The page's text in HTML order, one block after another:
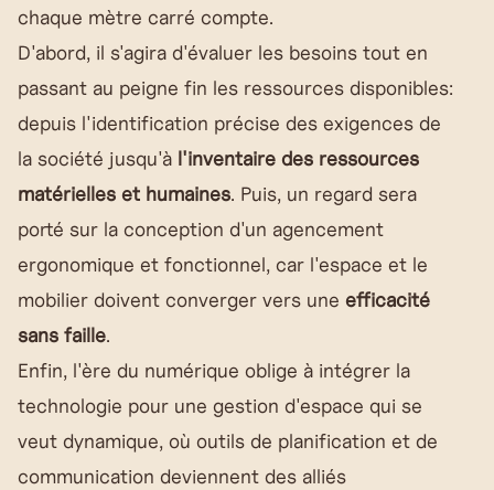
chaque mètre carré compte.
D'abord, il s'agira d'évaluer les besoins tout en
passant au peigne fin les ressources disponibles:
depuis l'identification précise des exigences de
la société jusqu'à l'inventaire des ressources
matérielles et humaines. Puis, un regard sera
porté sur la conception d'un agencement
ergonomique et fonctionnel, car l'espace et le
mobilier doivent converger vers une efficacité
sans faille.
Enfin, l'ère du numérique oblige à intégrer la
technologie pour une gestion d'espace qui se
veut dynamique, où outils de planification et de
communication deviennent des alliés